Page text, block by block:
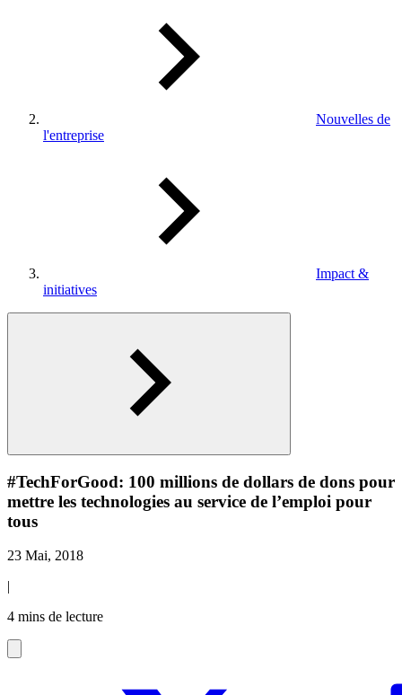
Nouvelles de
l'entreprise
Impact &
initiatives
#TechForGood: 100 millions de dollars de dons pour
mettre les technologies au service de l’emploi pour
tous
23 Mai, 2018
|
4 mins de lecture